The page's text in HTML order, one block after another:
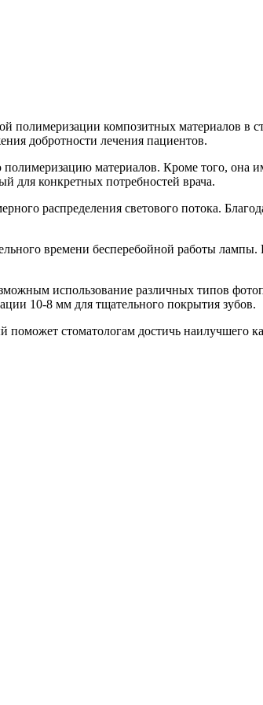
полимеризации композитных материалов в
добротности лечения пациентов.
материалов. Кроме того, она
конкретных потребностей врача.
распределения светового потока.
времени бесперебойной работы
использование различных типов
10-8 мм для тщательного покрытия зубов.
стоматологам достичь наилучшего